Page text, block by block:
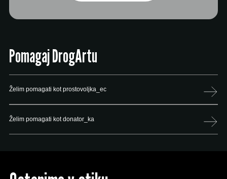
Pomagaj DrogArtu
Želim pomagati kot prostovoljka_ec
Želim pomagati kot donator_ka